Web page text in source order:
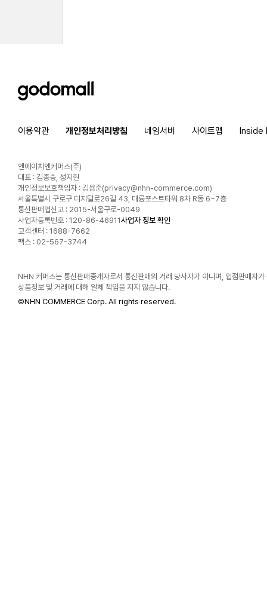
godomall
이용약관 개인정보처리방침 네임서버 사이트맵 Inside
엔에이치엔커머스(주)
대표 : 김종승, 성지현
개인정보보호책임자 : 김용준(privacy@nhn-commerce.com)
서울특별시 구로구 디지털로26길 43, 대륭포스트타워 8차 R동 6~7층
통신판매업신고 : 2015-서울구로-0049
사업자등록번호 : 120-86-46911사업자 정보 확인
고객센터 : 1688-7662
팩스 : 02-567-3744
NHN 커머스는 통신판매중개자로서 통신판매의 거래 당사자가 아니며, 입점판매자가
상품정보 및 거래에 대해 일체 책임을 지지 않습니다.
©NHN COMMERCE Corp. All rights reserved.